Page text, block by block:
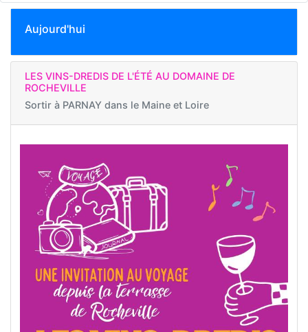
Aujourd'hui
LES VINS-DREDIS DE L'ÉTÉ AU DOMAINE DE
ROCHEVILLE
Sortir à PARNAY dans le Maine et Loire